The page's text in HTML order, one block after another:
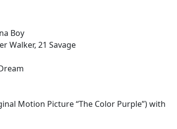
Boy
Walker, 21 Savage
Motion Picture “The Color Purple”) with